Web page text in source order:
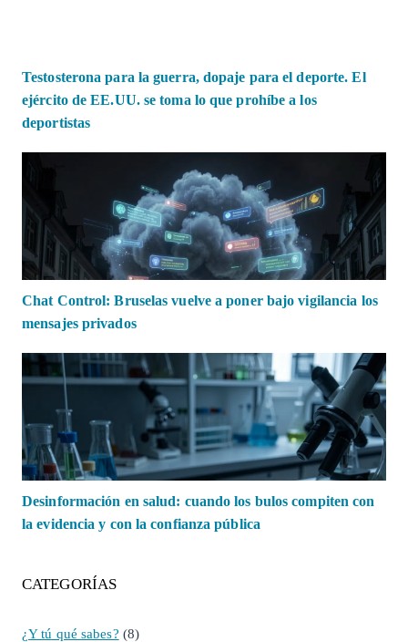
Testosterona para la guerra, dopaje para el deporte. El
ejército de EE.UU. se toma lo que prohíbe a los
deportistas
Chat Control: Bruselas vuelve a poner bajo vigilancia los
mensajes privados
Desinformación en salud: cuando los bulos compiten con
la evidencia y con la confianza pública
CATEGORÍAS
¿Y tú qué sabes? (8)